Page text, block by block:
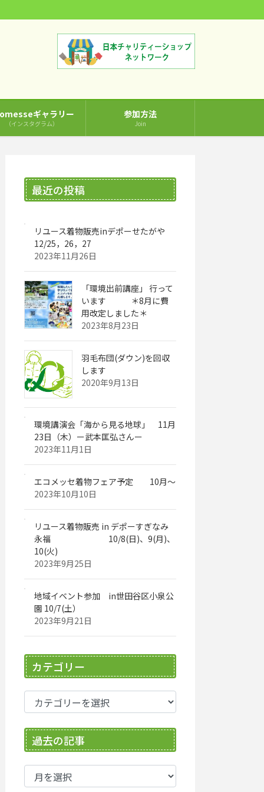
ギャラリー
（インスタグラム）
参加方法
Join
最近の投稿
リユース着物販売inデポーせたがや
12/25，26，27
2023年11月26日
「環境出前講座」 行って
います ＊8月に費
用改定しました＊
2023年8月23日
羽毛布団(ダウン)を回収
します
2020年9月13日
環境講演会「海から見る地球」 11月
23日（木）ー武本匡弘さんー
2023年11月1日
エコメッセ着物フェア予定 10月～
2023年10月10日
リユース着物販売 in デポーすぎなみ
永福 10/8(日)、9(月)、
10(火)
2023年9月25日
地域イベント参加 in世田谷区小泉公
園 10/7(土）
2023年9月21日
カテゴリー
カ
テ
ゴ
リ
ー
過去の記事
過
去